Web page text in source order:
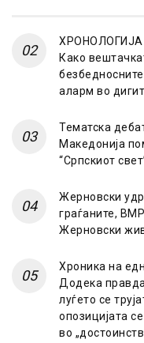
Како
аларм во
Тематска
Македонија
“Српскиот
Жерновски
граѓаните,
Жерновски
Хроника на
Додека
луѓето се
опозицијата
во